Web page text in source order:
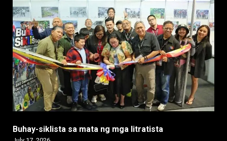
Buhay-siklista sa mata ng mga litratista